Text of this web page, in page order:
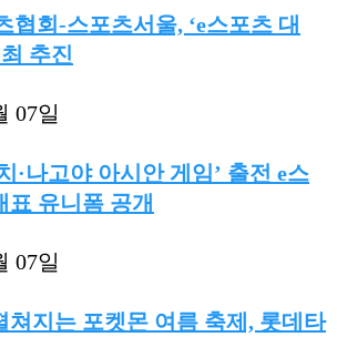
협회-스포츠서울, ‘e스포츠 대
추진
07일
·나고야 아시안 게임’ 출전 e스
표 유니폼 공개
07일
쳐지는 포켓몬 여름 축제, 롯데타